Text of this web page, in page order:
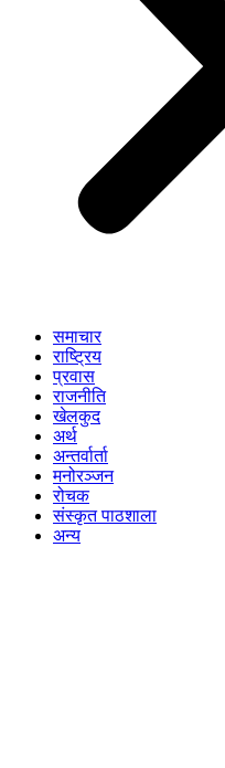
समाचार
राष्ट्रिय
प्रवास
राजनीति
खेलकुद
अर्थ
अन्तर्वार्ता
मनोरञ्जन
रोचक
संस्कृत पाठशाला
अन्य